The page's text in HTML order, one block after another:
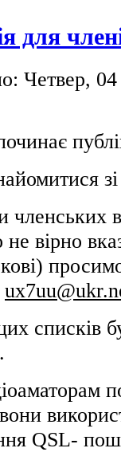
для
Четвер,
членських
вірно
ux7uu@ukr
списків
вони
QSL-